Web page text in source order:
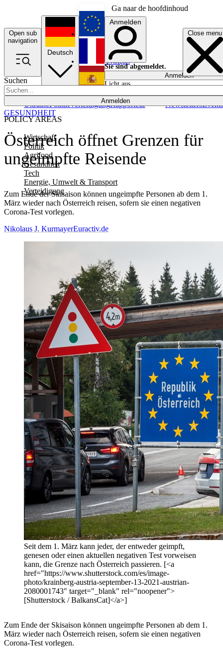
Ga naar de hoofdinhoud
Open sub
navigation
Close menu
Suchen
Anmelden
POLICY AREAS
Wirtschaft
Politik
Agrifood
Gesundheit
Tech
Energie, Umwelt & Transport
Verteidigung
UkrainePolitikVerteidigungRapporteur NewslettersEvents
Deutsch
English
Français
Anmelden
Sie sind abgemeldet.
Anmelden
Licht aus
Österreich öffnet Grenzen für
ungeimpfte Reisende
Zum Ende der Skisaison können ungeimpfte Personen ab dem 1.
März wieder nach Österreich reisen, sofern sie einen negativen
Corona-Test vorlegen.
GESUNDHEIT
Nikolaus J. KurmayerEuractiv.de
Seit dem 1. März kann jeder, der entweder geimpft,
genesen oder einen aktuellen negativen Test vorweisen
kann, die Grenze nach Österreich passieren. [<a
href="https://www.shutterstock.com/es/image-
photo/krainberg-austria-september-13-2021-austrian-
2080001743" target="_blank" rel="noopener">
[Shutterstock / BalkansCat]</a>]
Zum Ende der Skisaison können ungeimpfte Personen ab dem 1.
März wieder nach Österreich reisen, sofern sie einen negativen
Corona-Test vorlegen.